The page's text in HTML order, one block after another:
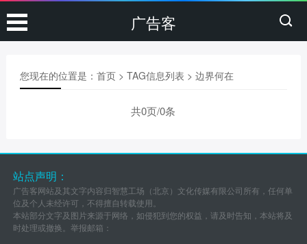
广告客
您现在的位置是： 首页> TAG信息列表 > 边界何在
共0页/0条
站点声明：
广告客网站及其文字内容归智慧工场（北京）文化传媒有限公司所有，任何单
位及个人未经许可，不得擅自转载使用。
本站部分文字及图片来源于网络，如侵犯到您的权益，请及时告知，本站将及
时处理或撤换。举报邮箱：